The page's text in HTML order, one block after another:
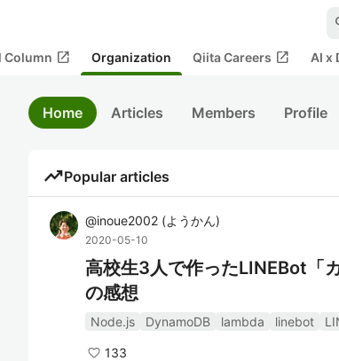
Column open_in_new Organization Qiita Careers open_in_new AI x
Home Articles Members Profile
trending_upPopular articles
@inoue2002 (ようかん)
2020-05-10
高校生3人で作ったLINEBot「
の感想
Node.js DynamoDB lambda linebot
133